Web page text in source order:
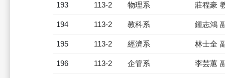
193 113-2 物理系 莊程豪
194 113-2 教科系 鍾志鴻
195 113-2 經濟系 林士全
196 113-2 企管系 李芸蕙